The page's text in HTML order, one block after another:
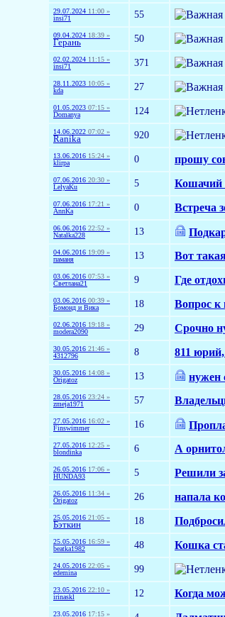
29.07.2024 11:00 »
insi71
55
09.04.2024 18:39 »
Герань 50
02.02.2024 11:15 »
insi71
371
28.11.2023 10:05 »
kda
27
01.05.2023 07:15 »
Domanya
124
14.06.2022 07:02 »
Ranika 920
13.06.2016 15:24 »
klirpa
0 прошу
07.06.2016 20:30 »
LelyaKu
5 Кошачий
07.06.2016 17:21 »
AnnKa
0 Встреча
06.06.2016 22:52 »
Natalka228
13
04.06.2016 19:09 »
паманя
13 Вот
03.06.2016 07:53 »
Светлана21
9 Где
03.06.2016 00:39 »
Бомонд и Вика
18 Вопрос к
02.06.2016 19:18 »
modera2090
29 Срочно
30.05.2016 21:46 »
4312796
8 811
30.05.2016 14:08 »
Origatoz
13 нужен
28.05.2016 23:24 »
zmeja1971
57
27.05.2016 16:02 »
Finswimmer
16
27.05.2016 12:25 »
blondinka
6 А
26.05.2016 17:06 »
HUNDA93
5 Решили
26.05.2016 11:34 »
Origatoz
26 напала
25.05.2016 21:05 »
Бэткин 18
25.05.2016 16:59 »
beatka1982
48 Кошка
24.05.2016 22:05 »
edemina
99
23.05.2016 22:10 »
irinaskl
12 Когда
23.05.2016 17:15 »